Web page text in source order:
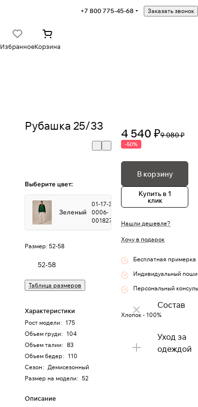
+7 800 775-45-68 Заказать звонок
ИзбранноеКорзина
Рубашка 25/33
Выберите цвет:
Зеленый
01-17-3-
0006-
0018274
Размер: 52-58
52-58
Таблица размеров
Характеристики
Рост модели: 175
Объем груди: 104
Объем талии: 83
Объем бедер: 110
Сезон: Демисезонный
Размер на модели: 52
Описание
4 540 ₽9 080 ₽
-50%
В корзину
Купить в 1
клик
Нашли дешевле?
Хочу в подарок
Бесплатная примерка
Индивидуальный
Персональный
Состав
Хлопок - 100%
Уход за
одеждой